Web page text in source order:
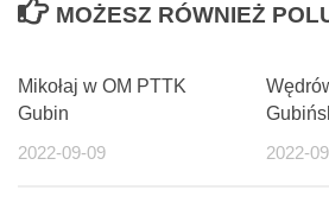
MOŻESZ RÓWNIEŻ
Mikołaj w OM PTTK
Gubin
2022-09-09 2022-